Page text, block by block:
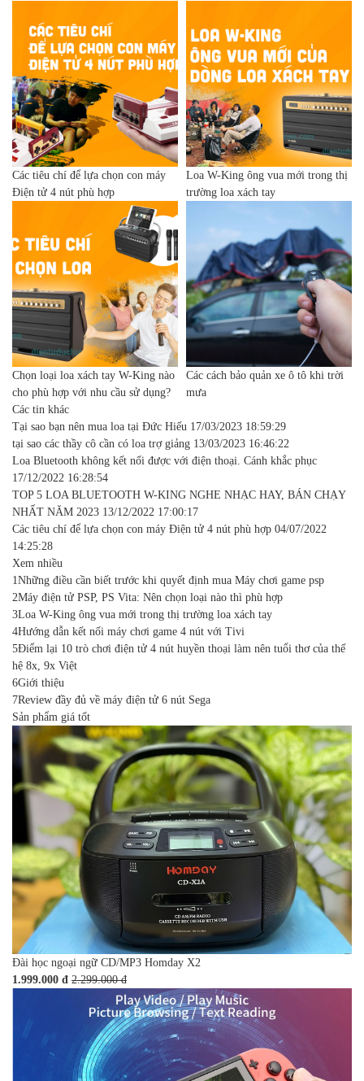
Các tiêu chí để lựa chọn con máy
Điện tử 4 nút phù hợp
Loa W-King ông vua mới trong thị
trường loa xách tay
Chọn loại loa xách tay W-King nào
cho phù hợp với nhu cầu sử dụng?
Các cách bảo quản xe ô tô khi trời
mưa
Các tin khác
Tại sao bạn nên mua loa tại Đức Hiếu 17/03/2023 18:59:29
tại sao các thầy cô cần có loa trợ giảng 13/03/2023 16:46:22
Loa Bluetooth không kết nối được với điện thoại. Cánh khắc phục
17/12/2022 16:28:54
TOP 5 LOA BLUETOOTH W-KING NGHE NHẠC HAY, BÁN CHẠY
NHẤT NĂM 2023 13/12/2022 17:00:17
Các tiêu chí để lựa chọn con máy Điện tử 4 nút phù hợp 04/07/2022
14:25:28
Xem nhiều
1Những điều cần biết trước khi quyết định mua Máy chơi game psp
2Máy điện tử PSP, PS Vita: Nên chọn loại nào thì phù hợp
3Loa W-King ông vua mới trong thị trường loa xách tay
4Hướng dẫn kết nối máy chơi game 4 nút với Tivi
5Điểm lại 10 trò chơi điện tử 4 nút huyền thoại làm nên tuổi thơ của thế
hệ 8x, 9x Việt
6Giới thiệu
7Review đầy đủ về máy điện tử 6 nút Sega
Sản phẩm giá tốt
Đài học ngoại ngữ CD/MP3 Homday X2
1.999.000 đ 2.299.000 đ